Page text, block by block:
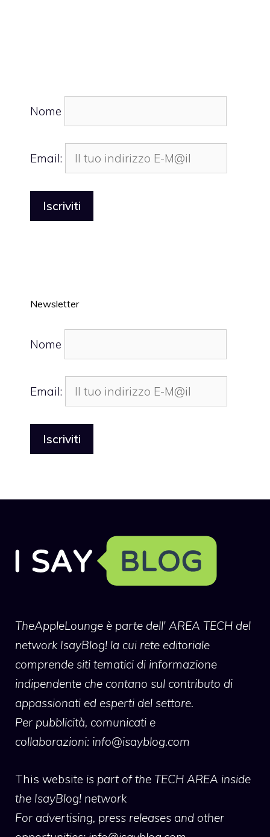
Nome
Email:
Newsletter
Nome
Email:
TheAppleLounge è parte dell' AREA TECH del
network IsayBlog! la cui rete editoriale
comprende siti tematici di informazione
indipendente che contano sul contributo di
appassionati ed esperti del settore.
Per pubblicità, comunicati e
collaborazioni: info@isayblog.com
This website is part of the TECH AREA inside
the IsayBlog! network
For advertising, press releases and other